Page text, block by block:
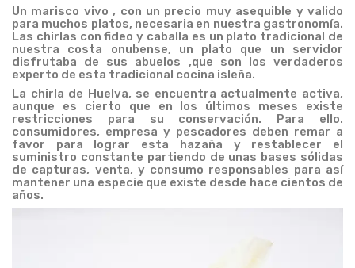
Un marisco vivo , con un precio muy asequible y valido
para muchos platos, necesaria en nuestra gastronomía.
Las chirlas con fideo y caballa es un plato tradicional de
nuestra costa onubense, un plato que un servidor
disfrutaba de sus abuelos ,que son los verdaderos
experto de esta tradicional cocina isleña.
La chirla de Huelva, se encuentra actualmente activa,
aunque es cierto que en los últimos meses existe
restricciones para su conservación. Para ello.
consumidores, empresa y pescadores deben remar a
favor para lograr esta hazaña y restablecer el
suministro constante partiendo de unas bases sólidas
de capturas, venta, y consumo responsables para así
mantener una especie que existe desde hace cientos de
años.